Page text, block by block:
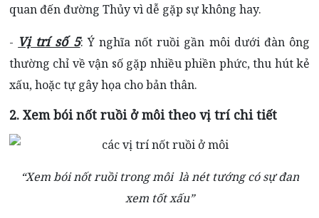
quan đến đường Thủy vì dễ gặp sự không hay.
- Vị trí số 5: Ý nghĩa nốt ruồi gần môi dưới đàn ông
thường chỉ về vận số gặp nhiều phiền phức, thu hút kẻ
xấu, hoặc tự gây họa cho bản thân.
2. Xem bói nốt ruồi ở môi theo vị trí chi tiết
“Xem bói nốt ruồi trong môi là nét tướng có sự đan
xem tốt xấu”